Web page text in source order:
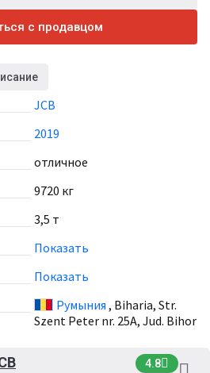
с продавцом
JCB
2019
отличное
9720 кг
3,5 т
Показать
Показать
Румыния , Biharia, Str.
Szent Peter nr. 25A, Jud. Bihor
4.8